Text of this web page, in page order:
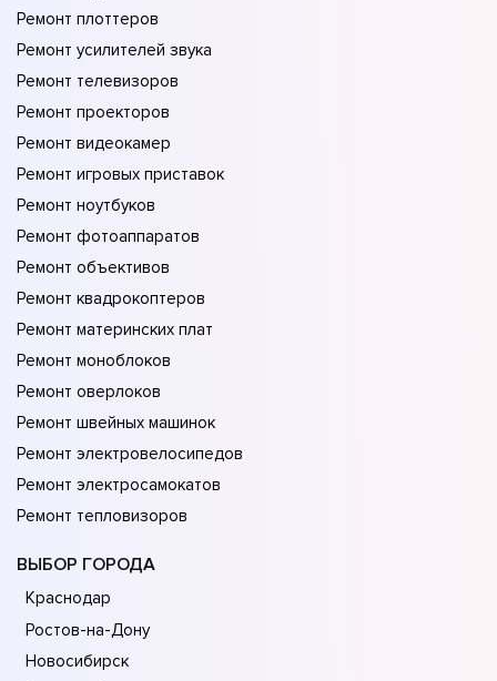
Ремонт плоттеров
Ремонт усилителей звука
Ремонт телевизоров
Ремонт проекторов
Ремонт видеокамер
Ремонт игровых приставок
Ремонт ноутбуков
Ремонт фотоаппаратов
Ремонт объективов
Ремонт квадрокоптеров
Ремонт материнских плат
Ремонт моноблоков
Ремонт оверлоков
Ремонт швейных машинок
Ремонт электровелосипедов
Ремонт электросамокатов
Ремонт тепловизоров
ВЫБОР ГОРОДА
Краснодар
Ростов-на-Дону
Новосибирск